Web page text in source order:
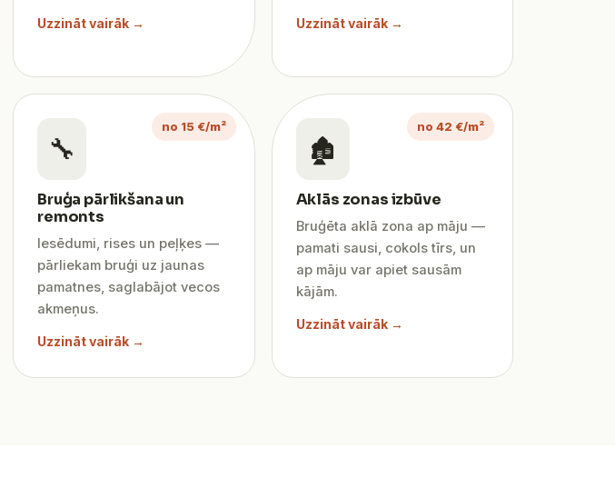
Uzzināt vairāk → Uzzināt vairāk →
no 15 €/m²
🔧
Bruģa pārlikšana un
remonts
Iesēdumi, rises un peļķes —
pārliekam bruģi uz jaunas
pamatnes, saglabājot vecos
akmeņus.
Uzzināt vairāk →
no 42 €/m²
🏚️
Aklās zonas izbūve
Bruģēta aklā zona ap māju —
pamati sausi, cokols tīrs, un
ap māju var apiet sausām
kājām.
Uzzināt vairāk →